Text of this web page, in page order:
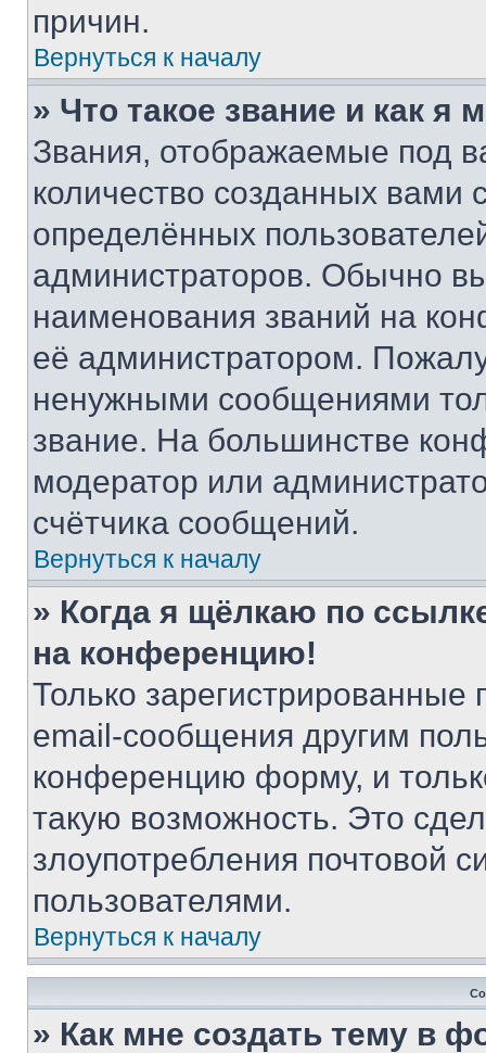
причин.
Вернуться к началу
» Что такое звание и как я
Звания, отображаемые под
количество созданных
определённых
администраторов. Обычно
наименования званий на
её администратором.
ненужными сообщениями
звание. На большинстве
модератор или
счётчика сообщений.
Вернуться к началу
» Когда я щёлкаю по
на конференцию!
Только зарегистрированные
email-сообщения другим
конференцию форму, и
такую возможность. Это
злоупотребления почтовой
пользователями.
Вернуться к началу
» Как мне создать тему в